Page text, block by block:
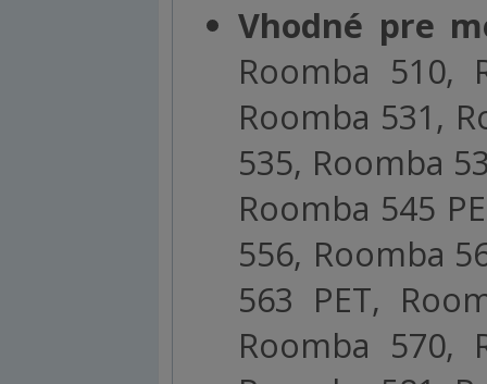
Vhodné pre
Roomba 510,
Roomba 531,
535, Roomba
Roomba 545
556, Roomba
563 PET,
Roomba 570,